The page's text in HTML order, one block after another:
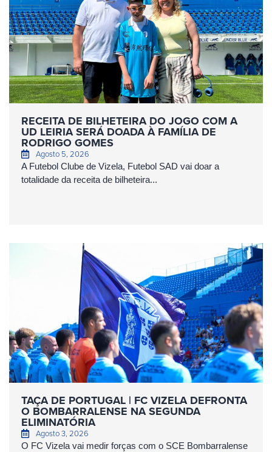
RECEITA DE BILHETEIRA DO JOGO COM A
UD LEIRIA SERÁ DOADA À FAMÍLIA DE
RODRIGO GOMES
Agosto 5, 2026
A Futebol Clube de Vizela, Futebol SAD vai doar a
totalidade da receita de bilheteira...
TAÇA DE PORTUGAL | FC VIZELA DEFRONTA
O BOMBARRALENSE NA SEGUNDA
ELIMINATÓRIA
Agosto 3, 2026
O FC Vizela vai medir forças com o SCE Bombarralense